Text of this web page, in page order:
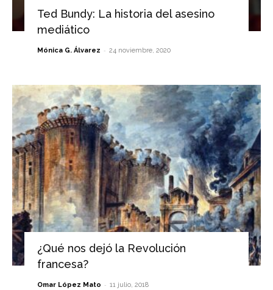
Ted Bundy: La historia del asesino
mediático
Mónica G. Álvarez - 24 noviembre, 2020
¿Qué nos dejó la Revolución
francesa?
Omar López Mato - 11 julio, 2018